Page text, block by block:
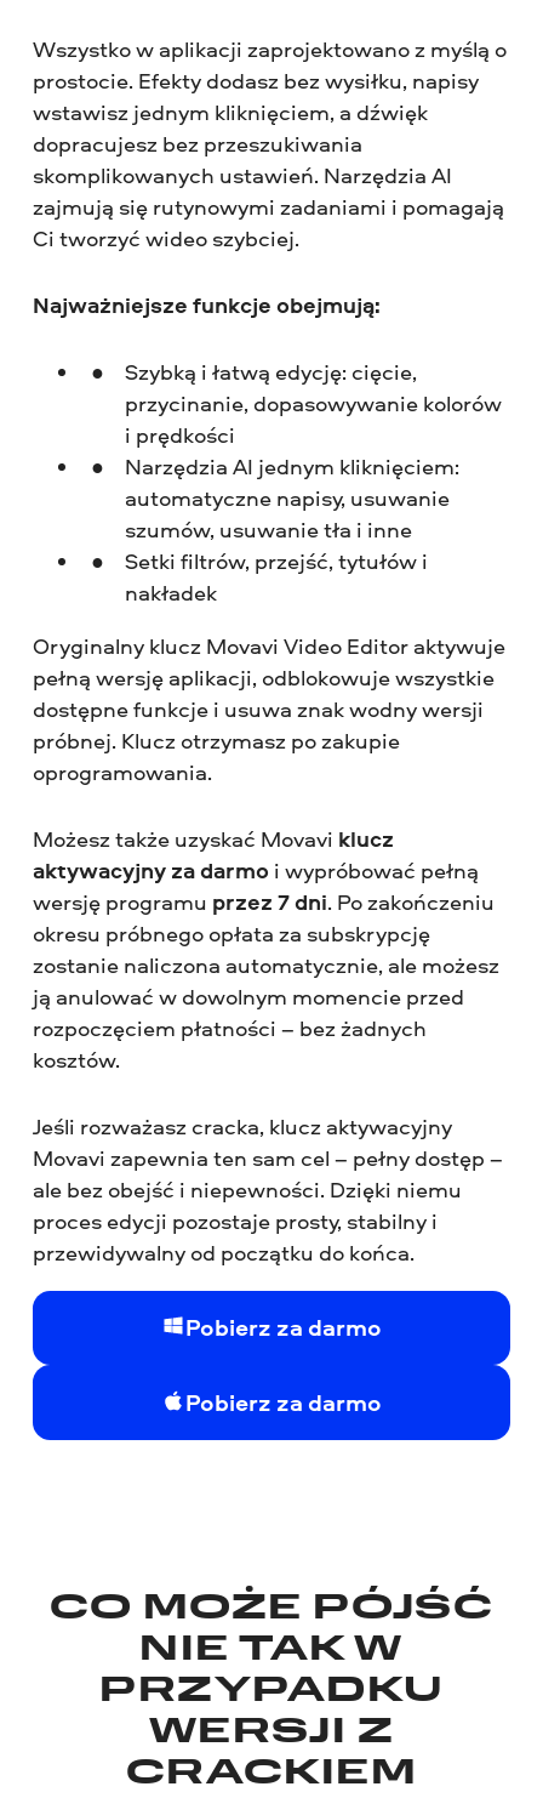
Wszystko w aplikacji zaprojektowano z myślą o
prostocie. Efekty dodasz bez wysiłku, napisy
wstawisz jednym kliknięciem, a dźwięk
dopracujesz bez przeszukiwania
skomplikowanych ustawień. Narzędzia AI
zajmują się rutynowymi zadaniami i pomagają
Ci tworzyć wideo szybciej.
Najważniejsze funkcje obejmują:
Szybką i łatwą edycję: cięcie,
przycinanie, dopasowywanie kolorów
i prędkości
Narzędzia AI jednym kliknięciem:
automatyczne napisy, usuwanie
szumów, usuwanie tła i inne
Setki filtrów, przejść, tytułów i
nakładek
Oryginalny klucz Movavi Video Editor aktywuje
pełną wersję aplikacji, odblokowuje wszystkie
dostępne funkcje i usuwa znak wodny wersji
próbnej. Klucz otrzymasz po zakupie
oprogramowania.
Możesz także uzyskać Movavi klucz
aktywacyjny za darmo i wypróbować pełną
wersję programu przez 7 dni. Po zakończeniu
okresu próbnego opłata za subskrypcję
zostanie naliczona automatycznie, ale możesz
ją anulować w dowolnym momencie przed
rozpoczęciem płatności – bez żadnych
kosztów.
Jeśli rozważasz cracka, klucz aktywacyjny
Movavi zapewnia ten sam cel – pełny dostęp –
ale bez obejść i niepewności. Dzięki niemu
proces edycji pozostaje prosty, stabilny i
przewidywalny od początku do końca.
Pobierz za darmo
Pobierz za darmo
CO MOŻE PÓJŚĆ
NIE TAK W
PRZYPADKU
WERSJI Z
CRACKIEM